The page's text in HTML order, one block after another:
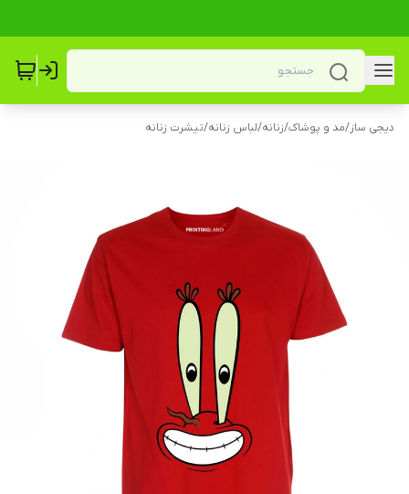
دیجی ساز/مد و پوشاک/زنانه/لباس زنانه/تیشرت زنانه